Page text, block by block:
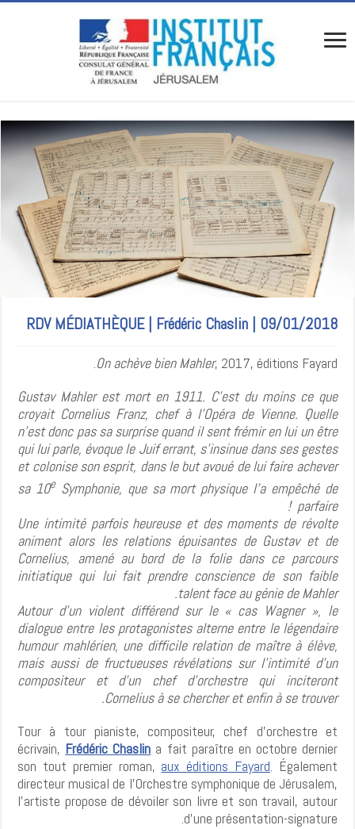
09/01/2018 | RDV MÉDIATHÈQUE | Frédéric Chaslin
On achève bien Mahler, 2017, éditions Fayard.
Gustav Mahler est mort en 1911. C’est du moins ce que
croyait Cornelius Franz, chef à l’Opéra de Vienne. Quelle
n’est donc pas sa surprise quand il sent frémir en lui un être
qui lui parle, évoque le Juif errant, s’insinue dans ses gestes
et colonise son esprit, dans le but avoué de lui faire achever
sa 10eSymphonie, que sa mort physique l’a empêché de
parfaire !
Une intimité parfois heureuse et des moments de révolte
animent alors les relations épuisantes de Gustav et de
Cornelius, amené au bord de la folie dans ce parcours
initiatique qui lui fait prendre conscience de son faible
talent face au génie de Mahler.
Autour d’un violent différend sur le « cas Wagner », le
dialogue entre les protagonistes alterne entre le légendaire
humour mahlérien, une difficile relation de maître à élève,
mais aussi de fructueuses révélations sur l’intimité d’un
compositeur et d’un chef d’orchestre qui inciteront
Cornelius à se chercher et enfin à se trouver.
Tour à tour pianiste, compositeur, chef d'orchestre et
écrivain, Frédéric Chaslin a fait paraître en octobre dernier
son tout premier roman, aux éditions Fayard. Également
directeur musical de l'Orchestre symphonique de Jérusalem,
l'artiste propose de dévoiler son livre et son travail, autour
d'une présentation-signature.